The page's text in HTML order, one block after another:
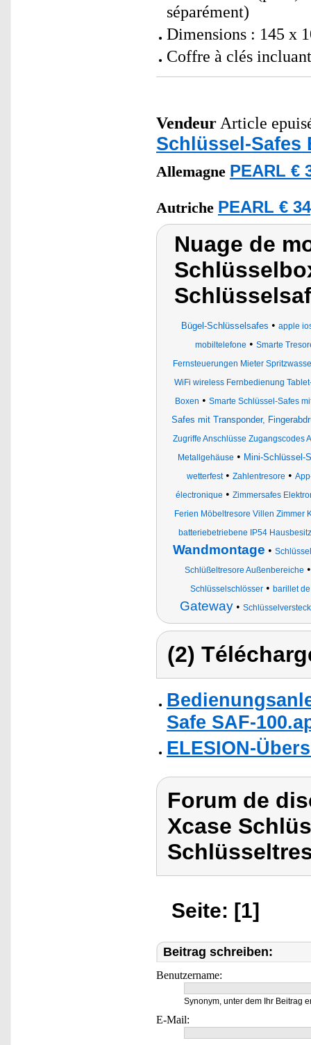
séparément)
Dimensions : 145 x
Coffre à clés
Vendeur Article
Schlüssel-Safes
Allemagne PEARL €
Autriche PEARL €
Nuage de
Bügel-Schlüsselsafes • apple
mobiltelefone • Smarte
Fernsteuerungen Mieter
WiFi wireless Fernbedienung
Boxen • Smarte Schlüssel-Safes
Safes mit Transponder,
Zugriffe Anschlüsse Zugangscodes
Metallgehäuse • Mini-Schlüssel-
wetterfest• Zahlentresore •
électronique • Zimmersafes
Ferien Möbeltresore Villen Zimmer
batteriebetriebene IP54
Wandmontage •
Schlüßeltresore Außenbereiche
Schlüsselschlösser• barillet
Gateway •
(2)
Safe SAF-
ELESION-
Forum de
Xcase
Seite: [1]
Beitrag schreiben:
Benutzername:
Synonym, unter dem Ihr Beitrag
E-Mail: